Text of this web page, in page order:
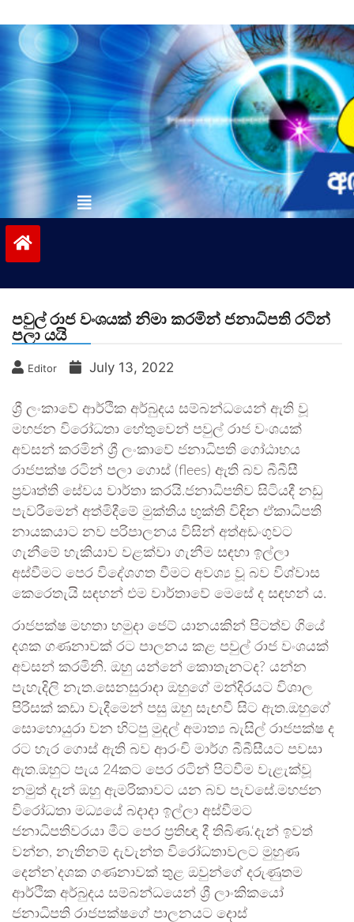
to
contentvinivida.lk
පවුල් රාජ වංශයක් නිමා කරමින් ජනාධිපති රටින්
පලා යයි
Editor July 13, 2022
ශ්‍රී ලංකාවේ ආර්ථික අර්බුදය සම්බන්ධයෙන් ඇති වූ
මහජන විරෝධතා හේතුවෙන් පවුල් රාජ වංශයක්
අවසන් කරමින් ශ්‍රී ලංකාවේ ජනාධිපති ගෝඨාභය
රාජපක්ෂ රටින් පලා ගොස් (flees) ඇති බව බීබීසී
ප්‍රවෘත්ති සේවය වාර්තා කරයි.ජනාධිපතිව සිටියදී නඩු
පැවරීමෙන් අත්මිදීමේ මුක්තිය භුක්ති විඳින ඒකාධිපති
නායකයාට නව පරිපාලනය විසින් අත්අඩංගුවට
ගැනීමේ හැකියාව වළක්වා ගැනීම සඳහා ඉල්ලා
අස්වීමට පෙර විදේශගත වීමට අවශ්‍ය වූ බව විශ්වාස
කෙරෙතැයි සඳහන් එම වාර්තාවේ මෙසේ ද සඳහන් ය.
රාජපක්ෂ මහතා හමුදා ජෙට් යානයකින් පිටත්ව ගියේ
දශක ගණනාවක් රට පාලනය කළ පවුල් රාජ වංශයක්
අවසන් කරමිනි. ඔහු යන්නේ කොතැනටද? යන්න
පැහැදිලි නැත.සෙනසුරාදා ඔහුගේ මන්දිරයට විශාල
පිරිසක් කඩා වැදීමෙන් පසු ඔහු සැඟවී සිට ඇත.ඔහුගේ
සොහොයුරා වන හිටපු මුදල් අමාත්‍ය බැසිල් රාජපක්ෂ ද
රට හැර ගොස් ඇති බව ආරංචි මාර්ග බීබීසීයට පවසා
ඇත.ඔහුට පැය 24කට පෙර රටින් පිටවීම වැළැක්වූ
නමුත් දැන් ඔහු ඇමරිකාවට යන බව පැවසේ.මහජන
විරෝධතා මධ්‍යයේ බදාදා ඉල්ලා අස්වීමට
ජනාධිපතිවරයා මීට පෙර ප්‍රතිඥා දී තිබිණ.‘දැන් ඉවත්
වන්න, නැතිනම් දැවැන්ත විරෝධතාවලට මුහුණ
දෙන්න’දශක ගණනාවක් තුළ ඔවුන්ගේ දරුණුතම
ආර්ථික අර්බුදය සම්බන්ධයෙන් ශ්‍රී ලාංකිකයෝ
ජනාධිපති රාජපක්ෂගේ පාලනයට දොස්